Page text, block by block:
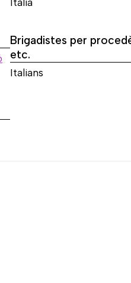
Brigadistes per
etc.
Italians